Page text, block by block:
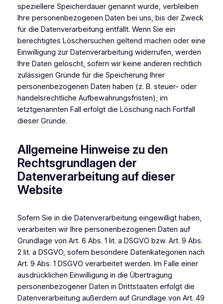
speziellere Speicherdauer genannt wurde, verbleiben
Ihre personenbezogenen Daten bei uns, bis der Zweck
für die Datenverarbeitung entfällt. Wenn Sie ein
berechtigtes Löschersuchen geltend machen oder eine
Einwilligung zur Datenverarbeitung widerrufen, werden
Ihre Daten gelöscht, sofern wir keine anderen rechtlich
zulässigen Gründe für die Speicherung Ihrer
personenbezogenen Daten haben (z. B. steuer- oder
handelsrechtliche Aufbewahrungsfristen); im
letztgenannten Fall erfolgt die Löschung nach Fortfall
dieser Gründe.
Allgemeine Hinweise zu den
Rechtsgrundlagen der
Datenverarbeitung auf dieser
Website
Sofern Sie in die Datenverarbeitung eingewilligt haben,
verarbeiten wir Ihre personenbezogenen Daten auf
Grundlage von Art. 6 Abs. 1 lit. a DSGVO bzw. Art. 9 Abs.
2 lit. a DSGVO, sofern besondere Datenkategorien nach
Art. 9 Abs. 1 DSGVO verarbeitet werden. Im Falle einer
ausdrücklichen Einwilligung in die Übertragung
personenbezogener Daten in Drittstaaten erfolgt die
Datenverarbeitung außerdem auf Grundlage von Art. 49